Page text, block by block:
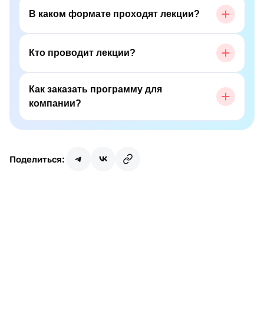
В каком формате проходят лекции?
Кто проводит лекции?
Как заказать программу для
компании?
Поделиться: